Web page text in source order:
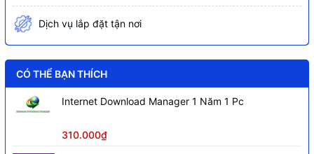
Dịch vụ lắp đặt tận nơi
CÓ THỂ BẠN THÍCH
Internet Download Manager 1 Năm 1 Pc
310.000₫